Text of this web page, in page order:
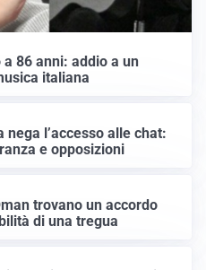
86 anni: addio a un
italiana
nega l’accesso alle chat:
e opposizioni
trovano un accordo
di una tregua